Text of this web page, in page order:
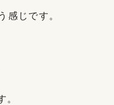
感じです。
。